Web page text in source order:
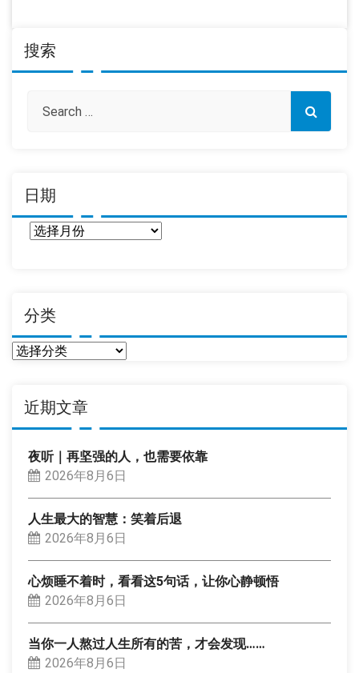
搜索
日期
分类
分
近期文章
夜听｜再坚强的人，也需要依靠
2026年8月6日
人生最大的智慧：笑着后退
2026年8月6日
心烦睡不着时，看看这5句话，让你心静顿悟
2026年8月6日
当你一人熬过人生所有的苦，才会发现……
2026年8月6日